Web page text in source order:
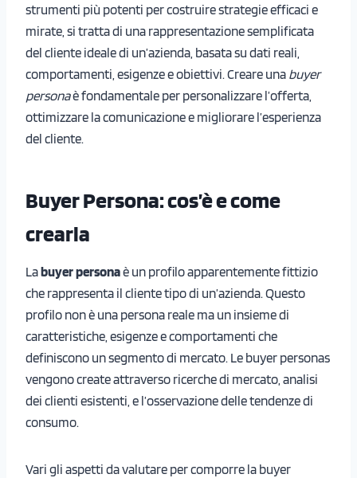
strumenti più potenti per costruire strategie efficaci e
mirate, si tratta di una rappresentazione semplificata
del cliente ideale di un’azienda, basata su dati reali,
comportamenti, esigenze e obiettivi. Creare una buyer
personaè fondamentale per personalizzare l’offerta,
ottimizzare la comunicazione e migliorare l’esperienza
del cliente.
Buyer Persona: cos’è e come
crearla
Labuyer personaè un profilo apparentemente fittizio
che rappresenta il cliente tipo di un’azienda. Questo
profilo non è una persona reale ma un insieme di
caratteristiche, esigenze e comportamenti che
definiscono un segmento di mercato. Le buyer personas
vengono create attraverso ricerche di mercato, analisi
dei clienti esistenti, e l’osservazione delle tendenze di
consumo.
Vari gli aspetti da valutare per comporre la buyer